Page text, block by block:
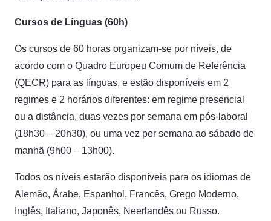
Cursos de Línguas (60h)
Os cursos de 60 horas organizam-se por níveis, de
acordo com o Quadro Europeu Comum de Referência
(QECR) para as línguas, e estão disponíveis em 2
regimes e 2 horários diferentes: em regime presencial
ou a distância, duas vezes por semana em pós-laboral
(18h30 – 20h30), ou uma vez por semana ao sábado de
manhã (9h00 – 13h00).
Todos os níveis estarão disponíveis para os idiomas de
Alemão, Árabe, Espanhol, Francês, Grego Moderno,
Inglês, Italiano, Japonês, Neerlandês ou Russo.